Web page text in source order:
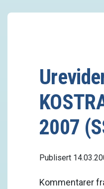
2007
Publisert
Kommentarer